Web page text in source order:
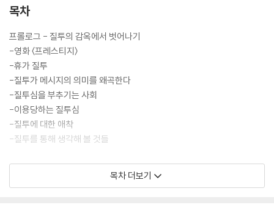
으로부터 기인했는지 파악하고 이를 현명하게 대처할 수 있는 방법을 알게
이라도 달래기를 바라는 마음을 조심스럽게 전한다.
목차
프롤로그 - 질투의 감옥에서 벗어나기
-영화 〈프레스티지〉
-휴가 질투
-질투가 메시지의 의미를 왜곡한다
-질투심을 부추기는 사회
-이용당하는 질투심
-질투에 대한 애착
-질투를 통해 생각해 볼 것들
제1장 질투란 무엇인가
목차 더보기